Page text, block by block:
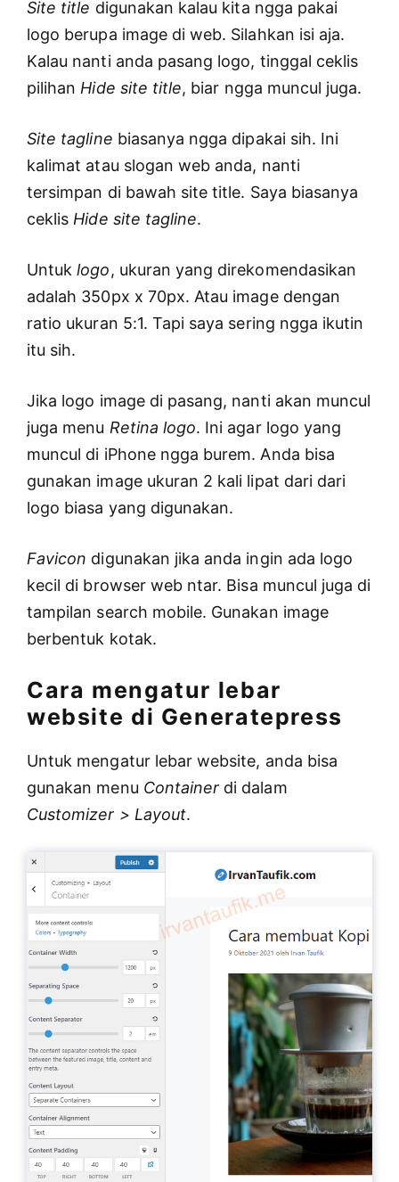
Site title digunakan kalau kita ngga pakai
logo berupa image di web. Silahkan isi aja.
Kalau nanti anda pasang logo, tinggal ceklis
pilihanHide site title, biar ngga muncul juga.
Site tagline biasanya ngga dipakai sih. Ini
kalimat atau slogan web anda, nanti
tersimpan di bawah site title. Saya biasanya
ceklisHide site tagline.
Untuklogo, ukuran yang direkomendasikan
adalah 350px x 70px. Atau image dengan
ratio ukuran 5:1. Tapi saya sering ngga ikutin
itu sih.
Jika logo image di pasang, nanti akan muncul
juga menu Retina logo. Ini agar logo yang
muncul di iPhone ngga burem. Anda bisa
gunakan image ukuran 2 kali lipat dari dari
logo biasa yang digunakan.
Favicon digunakan jika anda ingin ada logo
kecil di browser web ntar. Bisa muncul juga di
tampilan search mobile. Gunakan image
berbentuk kotak.
Cara mengatur lebar
website di Generatepress
Untuk mengatur lebar website, anda bisa
gunakan menu Container di dalam
Customizer > Layout.